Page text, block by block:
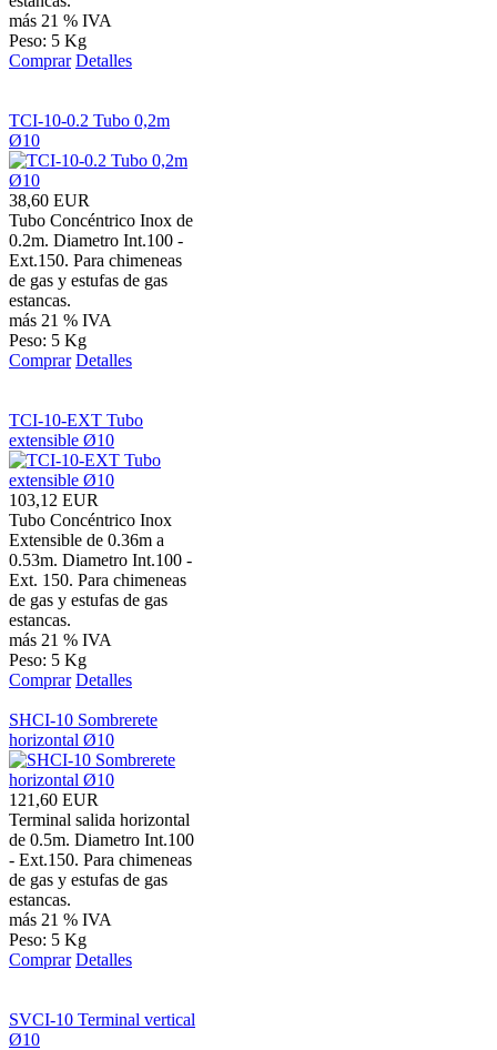
más 21 % IVA
Peso: 5 Kg
Comprar Detalles
TCI-10-0.2 Tubo 0,2m
Ø10
38,60 EUR
Tubo Concéntrico Inox de
0.2m. Diametro Int.100 -
Ext.150. Para chimeneas
de gas y estufas de gas
estancas.
más 21 % IVA
Peso: 5 Kg
Comprar Detalles
TCI-10-EXT Tubo
extensible Ø10
103,12 EUR
Tubo Concéntrico Inox
Extensible de 0.36m a
0.53m. Diametro Int.100 -
Ext. 150. Para chimeneas
de gas y estufas de gas
estancas.
más 21 % IVA
Peso: 5 Kg
Comprar Detalles
SHCI-10 Sombrerete
horizontal Ø10
121,60 EUR
Terminal salida horizontal
de 0.5m. Diametro Int.100
- Ext.150. Para chimeneas
de gas y estufas de gas
estancas.
más 21 % IVA
Peso: 5 Kg
Comprar Detalles
SVCI-10 Terminal vertical
Ø10